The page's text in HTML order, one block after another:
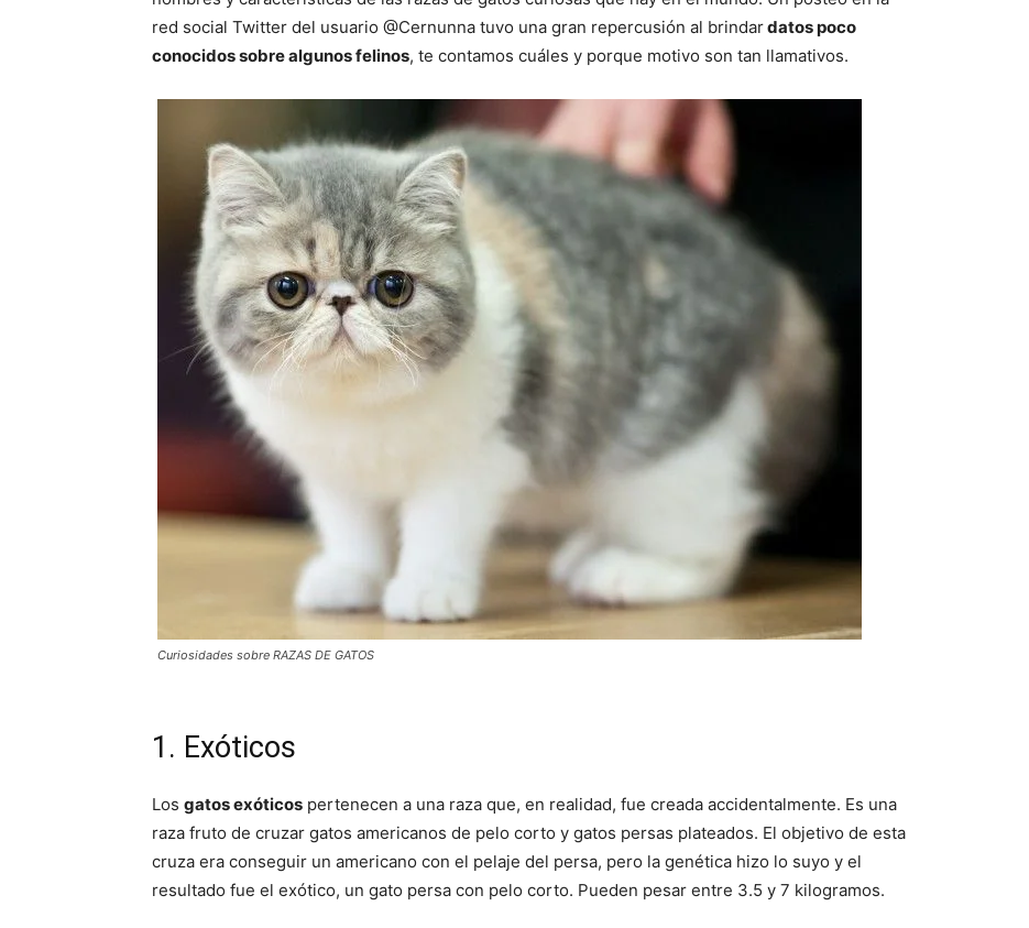
Gatos
red social Twitter del usuario @Cernunna tuvo una gran repercusión al brindardatos poco
conocidos sobre algunos felinos, te contamos cuáles y porque motivo son tan llamativos.
Curiosidades sobre RAZAS DE GATOS
1. Exóticos
Los gatos exóticos pertenecen a una raza que, en realidad, fue creada accidentalmente. Es una
raza fruto de cruzar gatos americanos de pelo corto y gatos persas plateados. El objetivo de esta
cruza era conseguir un americano con el pelaje del persa, pero la genética hizo lo suyo y el
resultado fue el exótico, un gato persa con pelo corto. Pueden pesar entre 3.5 y 7 kilogramos.